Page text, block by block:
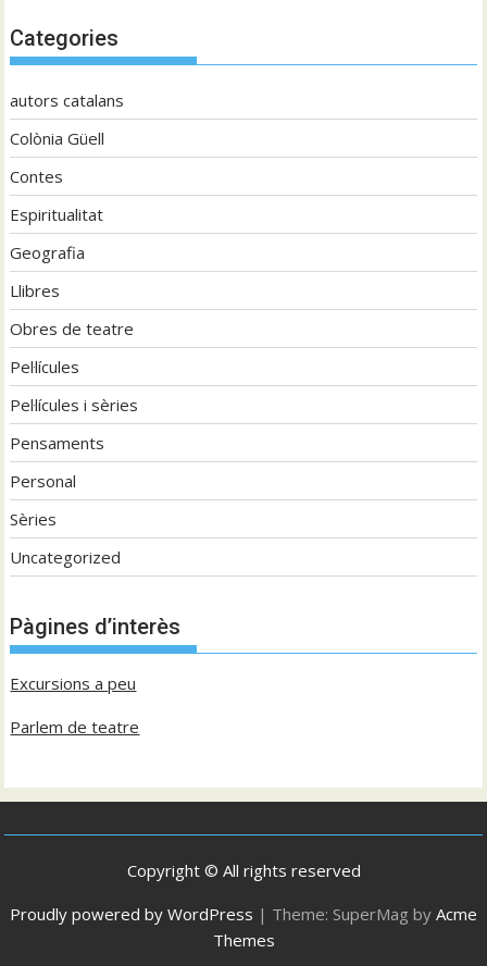
Categories
autors catalans
Colònia Güell
Contes
Espiritualitat
Geografia
Llibres
Obres de teatre
Pel·lícules
Pel·lícules i sèries
Pensaments
Personal
Sèries
Uncategorized
Pàgines d’interès
Excursions a peu
Parlem de teatre
Copyright © All rights reserved
Proudly powered by WordPress | Theme: SuperMag by Acme
Themes